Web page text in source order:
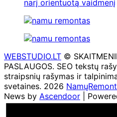
narį orientuotą vaidmenį
WEBSTUDIO.LT ©
PASLAUGOS. SEO tekstų
straipsnių rašymas ir
svetaines. 2026
News by Ascendoor |